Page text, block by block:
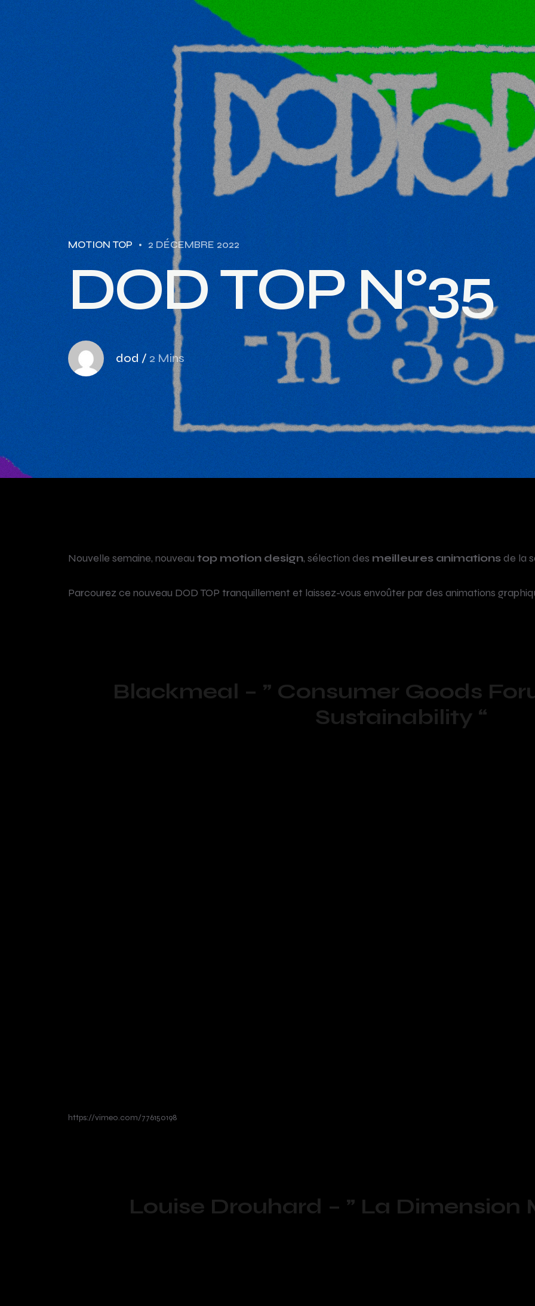
MOTION TOP 2 DÉCEMBRE 2022
DODTOPN°35
dod /2 Mins
Nouvelle semaine, nouveau top motion design, sélection des meilleures animationsde la
Parcourez ce nouveau DOD TOP tranquillement et laissez-vous envoûter par des animations
Blackmeal – ” Consumer Goods
Sustainability “
https://vimeo.com/776150198
Louise Drouhard – ” La Dimension